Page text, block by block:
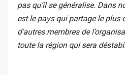
pas qu’il se généralise. Dans
est le pays qui partage le plus
d’autres membres de
toute la région qui sera